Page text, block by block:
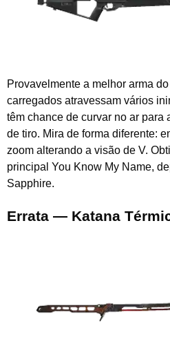
Provavelmente a melhor arma
carregados atravessam vários
têm chance de curvar no ar para
de tiro. Mira de forma diferente:
zoom alterando a visão de V.
principal You Know My Name,
Sapphire.
Errata — Katana